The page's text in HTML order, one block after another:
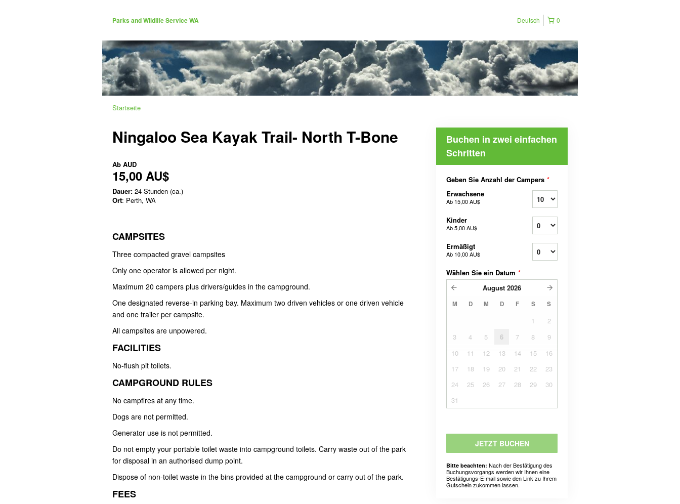
Parks and Wildlife Service WA 0
Deutsch
Startseite
Ningaloo Sea Kayak Trail- North T-Bone
Ab AUD
15,00 AU$
Dauer: 24 Stunden (ca.)
Ort: Perth, WA
CAMPSITES
Three compacted gravel campsites
Only one operator is allowed per night.
Maximum 20 campers plus drivers/guides in the campground.
One designated reverse-in parking bay. Maximum two driven vehicles or one driven vehicle
and one trailer per campsite.
All campsites are unpowered.
FACILITIES
No-flush pit toilets.
CAMPGROUND RULES
No campfires at any time.
Dogs are not permitted.
Generator use is not permitted.
Do not empty your portable toilet waste into campground toilets. Carry waste out of the park
for disposal in an authorised dump point.
Dispose of non-toilet waste in the bins provided at the campground or carry out of the park.
FEES
Buchen in zwei einfachen
Schritten
Geben Sie Anzahl der Campers *
Erwachsene
Ab 15,00 AU$
Kinder
Ab5,00 AU$
Ermäßigt
Ab 10,00 AU$
Wählen Sie ein Datum *
August 2026
M D M D F S S
1
2
3
4 5 6 7 8
9
10
11 12 13 14 15
16
17
18 19 20 21 22
23
24
25 26 27 28 29
30
31
JETZT BUCHEN
Bitte beachten: Nach der Bestätigung des
Buchungsvorgangs werden wir Ihnen eine
Bestätigungs-E-mail sowie den Link zu Ihrem
Gutschein zukommen lassen.